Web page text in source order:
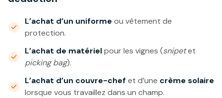
L’achat d’un uniforme ou vêtement de
protection.
L’achat de matérielpour les vignes (snipetet
picking bag).
L’achat d’un couvre-chef et d’une crème solaire
lorsque vous travaillez dans un champ.